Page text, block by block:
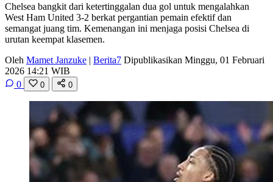
Chelsea bangkit dari ketertinggalan dua gol untuk mengalahkan
West Ham United 3-2 berkat pergantian pemain efektif dan
semangat juang tim. Kemenangan ini menjaga posisi Chelsea di
urutan keempat klasemen.
Oleh Mamet Janzuke | Berita7 Dipublikasikan Minggu, 01 Februari
2026 14:21 WIB
0
0 0